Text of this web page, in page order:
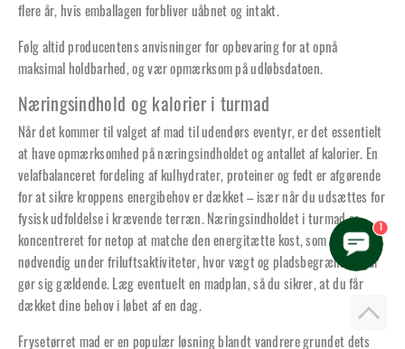
flere år, hvis emballagen forbliver uåbnet og intakt.
Følg altid producentens anvisninger for opbevaring for at opnå
maksimal holdbarhed, og vær opmærksom på udløbsdatoen.
Næringsindhold og kalorier i turmad
Når det kommer til valget af mad til udendørs eventyr, er det essentielt
at have opmærksomhed på næringsindholdet og antallet af kalorier. En
velafbalanceret fordeling af kulhydrater, proteiner og fedt er afgørende
for at sikre kroppens energibehov er dækket – især når du udsættes for
fysisk udfoldelse i krævende terræn. Næringsindholdet i turmad er
koncentreret for netop at matche den energitætte kost, som er
nødvendig under friluftsaktiviteter, hvor vægt og pladsbegrænsninger
gør sig gældende. Læg eventuelt en madplan, så du sikrer, at du får
dækket dine behov i løbet af en dag.
Frysetørret mad er en populær løsning blandt vandrere grundet dets
1